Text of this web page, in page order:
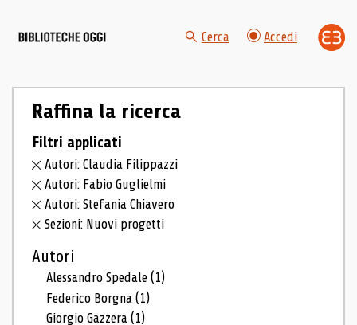
Cerca Accedi
Raffina la ricerca
Filtri applicati
Autori: Claudia Filippazzi
Autori: Fabio Guglielmi
Autori: Stefania Chiavero
Sezioni: Nuovi progetti
Autori
Alessandro Spedale(1)
Federico Borgna(1)
Giorgio Gazzera(1)